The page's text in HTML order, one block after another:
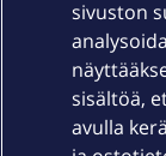
Laitteet &
Palvelut
sivuston
sisältöä,
avulla